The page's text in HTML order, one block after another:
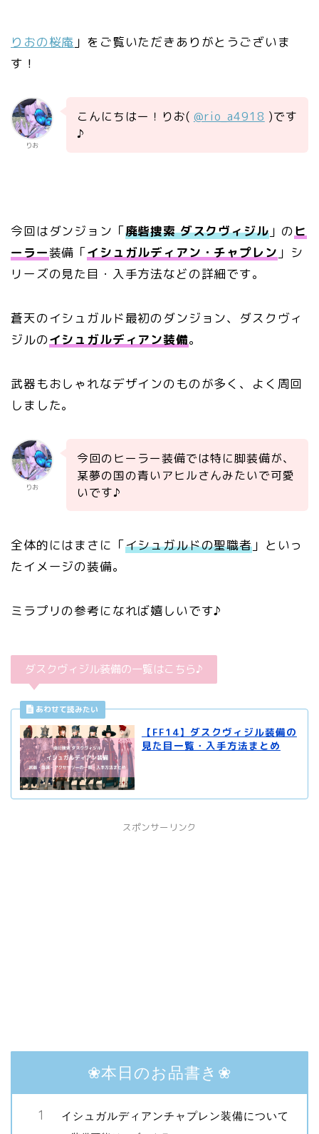
りおの桜庵 」をご覧いただきありがとうございま
す！
りお
こんにちはー！りお( @rio_a4918 )です
♪
今回はダンジョン「廃砦捜索 ダスクヴィジル」の ヒ
ーラー装備「イシュガルディアン・チャプレン 」シ
リーズの見た目・入手方法などの詳細です。
蒼天のイシュガルド最初のダンジョン、ダスクヴィ
ジルのイシュガルディアン装備。
武器もおしゃれなデザインのものが多く、よく周回
しました。
りお
今回のヒーラー装備では特に脚装備が、
某夢の国の青いアヒルさんみたいで可愛
いです♪
全体的にはまさに「イシュガルドの聖職者」といっ
たイメージの装備。
ミラプリの参考になれば嬉しいです♪
ダスクヴィジル装備の一覧はこちら♪
【FF14】ダスクヴィジル装備の
見た目一覧・入手方法まとめ
スポンサーリンク
❀本日のお品書き❀
イシュガルディアンチャプレン装備について